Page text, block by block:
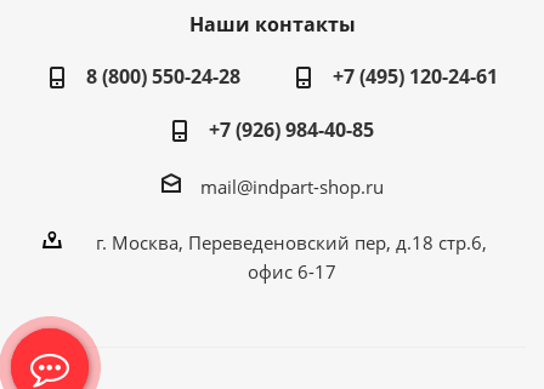
Наши контакты
8 (800) 550-24-28
+7 (495) 120-24-61
+7 (926) 984-40-85
mail@indpart-shop.ru
г. Москва, Переведеновский пер, д.18 стр.6,
офис 6-17